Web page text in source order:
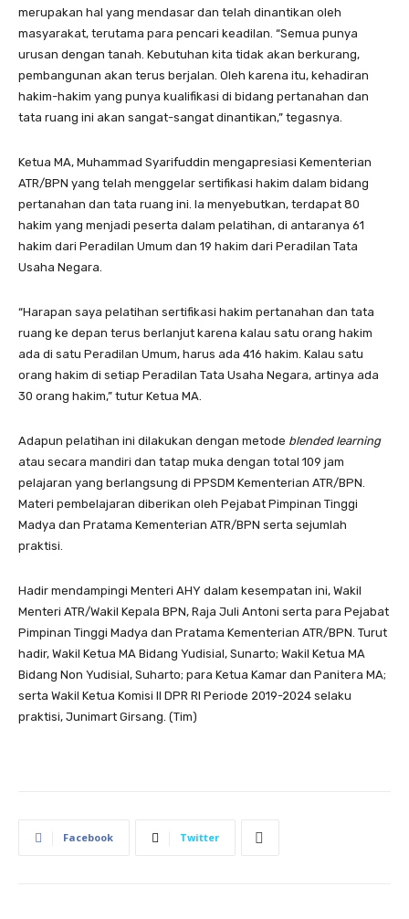
merupakan hal yang mendasar dan telah dinantikan oleh
masyarakat, terutama para pencari keadilan. “Semua punya
urusan dengan tanah. Kebutuhan kita tidak akan berkurang,
pembangunan akan terus berjalan. Oleh karena itu, kehadiran
hakim-hakim yang punya kualifikasi di bidang pertanahan dan
tata ruang ini akan sangat-sangat dinantikan,” tegasnya.
Ketua MA, Muhammad Syarifuddin mengapresiasi Kementerian
ATR/BPN yang telah menggelar sertifikasi hakim dalam bidang
pertanahan dan tata ruang ini. Ia menyebutkan, terdapat 80
hakim yang menjadi peserta dalam pelatihan, di antaranya 61
hakim dari Peradilan Umum dan 19 hakim dari Peradilan Tata
Usaha Negara.
“Harapan saya pelatihan sertifikasi hakim pertanahan dan tata
ruang ke depan terus berlanjut karena kalau satu orang hakim
ada di satu Peradilan Umum, harus ada 416 hakim. Kalau satu
orang hakim di setiap Peradilan Tata Usaha Negara, artinya ada
30 orang hakim,” tutur Ketua MA.
Adapun pelatihan ini dilakukan dengan metode blended learning
atau secara mandiri dan tatap muka dengan total 109 jam
pelajaran yang berlangsung di PPSDM Kementerian ATR/BPN.
Materi pembelajaran diberikan oleh Pejabat Pimpinan Tinggi
Madya dan Pratama Kementerian ATR/BPN serta sejumlah
praktisi.
Hadir mendampingi Menteri AHY dalam kesempatan ini, Wakil
Menteri ATR/Wakil Kepala BPN, Raja Juli Antoni serta para Pejabat
Pimpinan Tinggi Madya dan Pratama Kementerian ATR/BPN. Turut
hadir, Wakil Ketua MA Bidang Yudisial, Sunarto; Wakil Ketua MA
Bidang Non Yudisial, Suharto; para Ketua Kamar dan Panitera MA;
serta Wakil Ketua Komisi II DPR RI Periode 2019-2024 selaku
praktisi, Junimart Girsang. (Tim)
Facebook Twitter